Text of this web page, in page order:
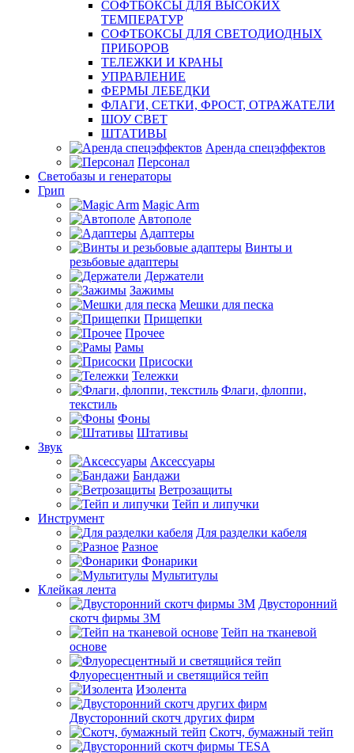
СОФТБОКСЫ ДЛЯ ВЫСОКИХ
ТЕМПЕРАТУР
СОФТБОКСЫ ДЛЯ СВЕТОДИОДНЫХ
ПРИБОРОВ
ТЕЛЕЖКИ И КРАНЫ
УПРАВЛЕНИЕ
ФЕРМЫ ЛЕБЕДКИ
ФЛАГИ, СЕТКИ, ФРОСТ, ОТРАЖАТЕЛИ
ШОУ СВЕТ
ШТАТИВЫ
Аренда спецэффектов
Персонал
Светобазы и генераторы
Грип
Magic Arm
Автополе
Адаптеры
Винты и
резьбовые адаптеры
Держатели
Зажимы
Мешки для песка
Прищепки
Прочее
Рамы
Присоски
Тележки
Флаги, флоппи,
текстиль
Фоны
Штативы
Звук
Аксессуары
Бандажи
Ветрозащиты
Тейп и липучки
Инструмент
Для разделки кабеля
Разное
Фонарики
Мультитулы
Клейкая лента
Двусторонний
скотч фирмы 3M
Тейп на тканевой
основе
Флуоресцентный и светящийся тейп
Изолента
Двусторонний скотч других фирм
Скотч, бумажный тейп